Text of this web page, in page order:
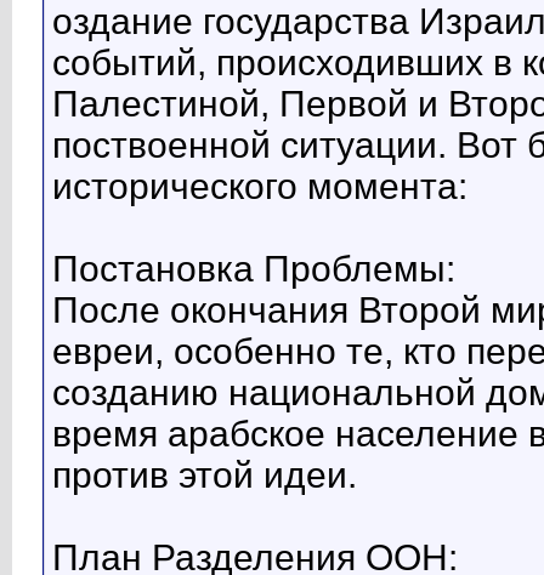
оздание государства
событий, происходивших в
Палестиной, Первой и
поствоенной ситуации. Вот
исторического момента:
Постановка Проблемы:
После окончания Второй
евреи, особенно те, кто
созданию национальной
время арабское население
против этой идеи.
План Разделения ООН: